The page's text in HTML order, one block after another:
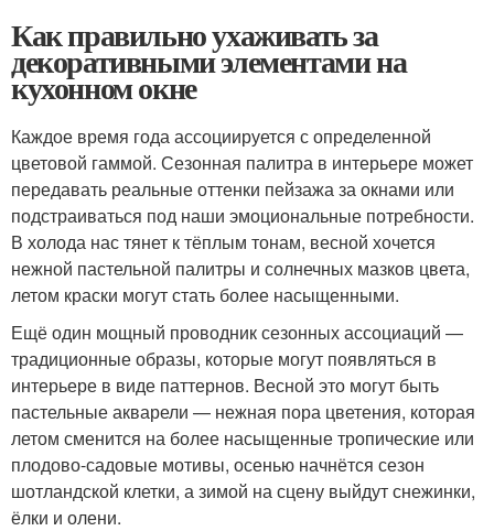
Как правильно ухаживать за
декоративными элементами на
кухонном окне
Каждое время года ассоциируется с определенной
цветовой гаммой. Сезонная палитра в интерьере может
передавать реальные оттенки пейзажа за окнами или
подстраиваться под наши эмоциональные потребности.
В холода нас тянет к тёплым тонам, весной хочется
нежной пастельной палитры и солнечных мазков цвета,
летом краски могут стать более насыщенными.
Ещё один мощный проводник сезонных ассоциаций —
традиционные образы, которые могут появляться в
интерьере в виде паттернов. Весной это могут быть
пастельные акварели — нежная пора цветения, которая
летом сменится на более насыщенные тропические или
плодово-садовые мотивы, осенью начнётся сезон
шотландской клетки, а зимой на сцену выйдут снежинки,
ёлки и олени.